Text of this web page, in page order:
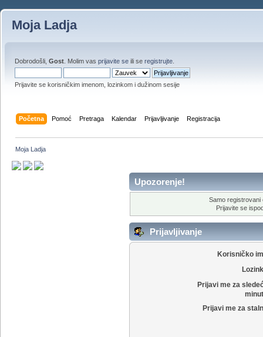
Moja Ladja
Dobrodošli, Gost . Molim vas prijavite se ili se registrujte
Prijavite se korisničkim imenom, lozinkom i dužinom sesije
Početna Pomoć Pretraga Kalendar Prijavljivanje Registracija
Moja Ladja
Upozorenje!
Samo registrovani
Prijavite se
Prijavljivanje
Korisničko
Prijavi me za
Prijavi me za